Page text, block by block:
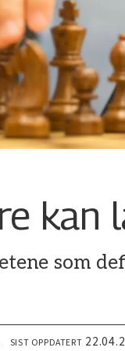
kan
som
SIST OPPDATERT